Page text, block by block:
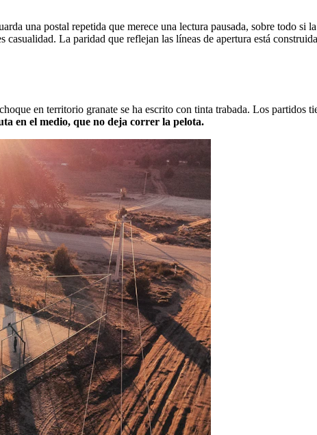
una postal repetida que merece una lectura pausada, sobre todo si
casualidad. La paridad que reflejan las líneas de apertura está
en territorio granate se ha escrito con tinta trabada. Los partidos
en el medio, que no deja correr la pelota.